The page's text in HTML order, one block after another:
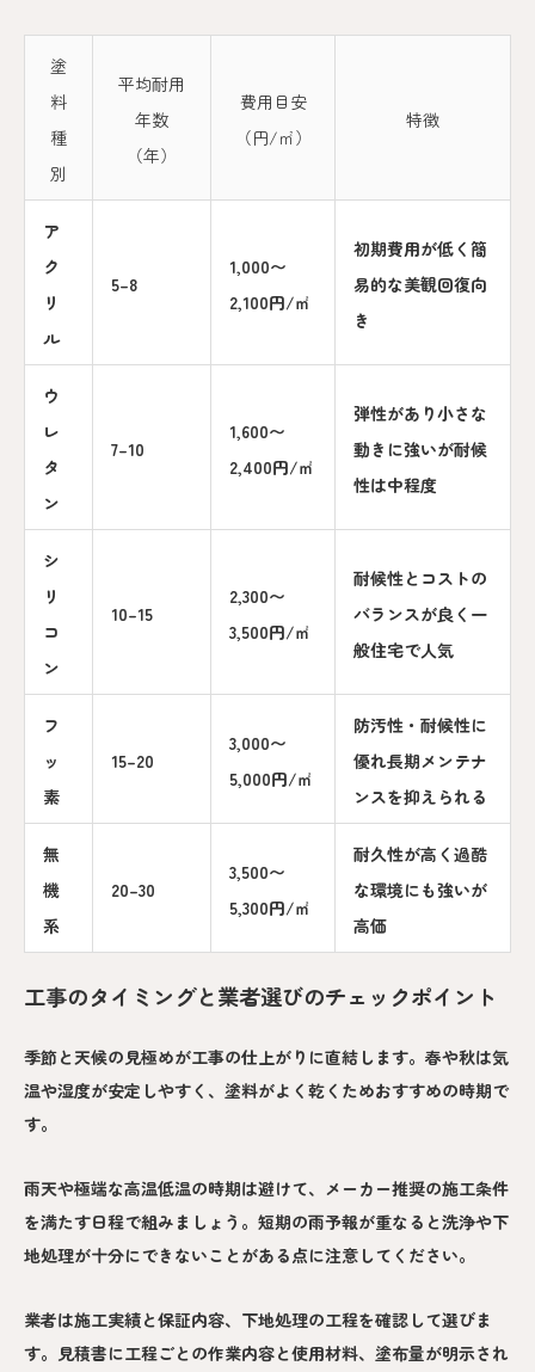
塗
料
種
別
平均耐用
年数
（年）
費用目安
（円/㎡）
特徴
ア
ク
リ
ル
5–8
1,000〜
2,100円/㎡
初期費用が低く簡
易的な美観回復向
き
ウ
レ
タ
ン
7–10
1,600〜
2,400円/㎡
弾性があり小さな
動きに強いが耐候
性は中程度
シ
リ
コ
ン
10–15
2,300〜
3,500円/㎡
耐候性とコストの
バランスが良く一
般住宅で人気
フ
ッ
素
15–20
3,000〜
5,000円/㎡
防汚性・耐候性に
優れ長期メンテナ
ンスを抑えられる
無
機
系
20–30
3,500〜
5,300円/㎡
耐久性が高く過酷
な環境にも強いが
高価
工事のタイミングと業者選びのチェックポイント
季節と天候の見極めが工事の仕上がりに直結します。春や秋は気
温や湿度が安定しやすく、塗料がよく乾くためおすすめの時期で
す。
雨天や極端な高温低温の時期は避けて、メーカー推奨の施工条件
を満たす日程で組みましょう。短期の雨予報が重なると洗浄や下
地処理が十分にできないことがある点に注意してください。
業者は施工実績と保証内容、下地処理の工程を確認して選びま
す。見積書に工程ごとの作業内容と使用材料、塗布量が明示され